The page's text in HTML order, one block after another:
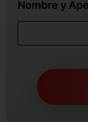
Nombre y